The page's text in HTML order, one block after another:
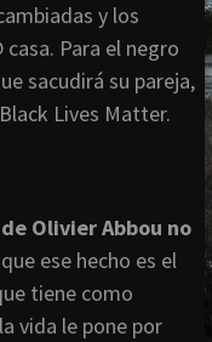
y los
Para el negro
sacudirá su pareja,
Lives Matter.
Olivier Abbou no
ese hecho es el
tiene como
vida le pone por